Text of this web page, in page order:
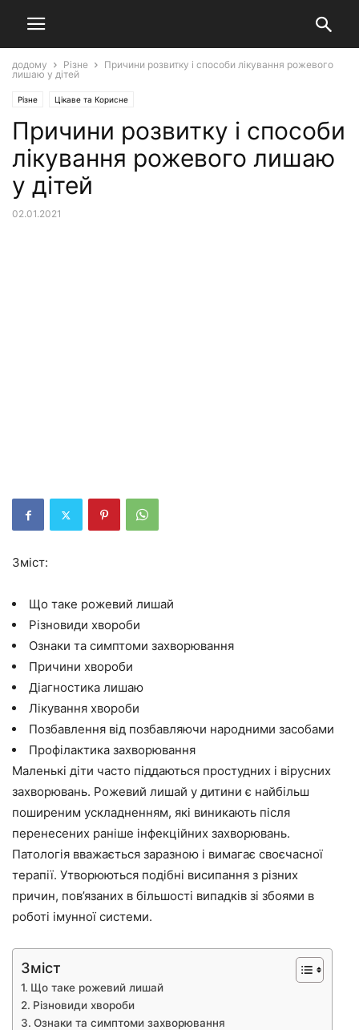
додому Різне
Причини розвитку і способи лікування рожевого
лишаю у дітей
Різне Цікаве та Корисне
Причини розвитку і способи
лікування рожевого лишаю
у дітей
02.01.2021
Зміст:
Що таке рожевий лишай
Різновиди хвороби
Ознаки та симптоми захворювання
Причини хвороби
Діагностика лишаю
Лікування хвороби
Позбавлення від позбавляючи народними засобами
Профілактика захворювання
Маленькі діти часто піддаються простудних і вірусних
захворювань. Рожевий лишай у дитини є найбільш
поширеним ускладненням, які виникають після
перенесених раніше інфекційних захворювань.
Патологія вважається заразною і вимагає своєчасної
терапії. Утворюються подібні висипання з різних
причин, пов’язаних в більшості випадків зі збоями в
роботі імунної системи.
Зміст
Що таке рожевий лишай
Різновиди хвороби
Ознаки та симптоми захворювання